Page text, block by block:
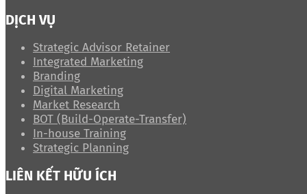
DỊCH VỤ
Strategic Advisor Retainer
Integrated Marketing
Branding
Digital Marketing
Market Research
BOT (Build-Operate-Transfer)
In-house Training
Strategic Planning
LIÊN KẾT HỮU ÍCH